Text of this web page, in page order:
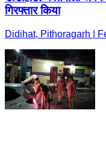
गिरफ्तार किया
Didihat, Pithoragarh |